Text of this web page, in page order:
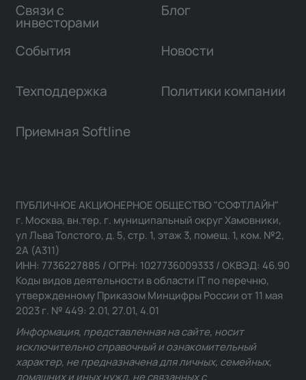
Связи с
инвесторами
Блог
События Новости
Техподдержка Политики компании
Приемная Softline
ПУБЛИЧНОЕ АКЦИОНЕРНОЕ ОБЩЕСТВО "СОФТЛАЙН"
г. Москва, вн.тер. г. муниципальный округ Хамовники,
ул Льва Толстого, д. 5, стр. 1, этаж 3, помещ. 1, ком. №2,
2А (А311)
ИНН: 7736227885 / ОГРН: 1027736009333 / ОКВЭД: 46.90
Коды видов деятельности в области IT по перечню,
утвержденному Приказом Минцифры России от 11 мая
2023 г. № 449: 2.01, 27.01, 4.01
Информация, представленная на сайте, носит
исключительно справочный и ознакомительный
характер, не предназначена для личных, семейных,
домашних и иных нужд, не связанных с